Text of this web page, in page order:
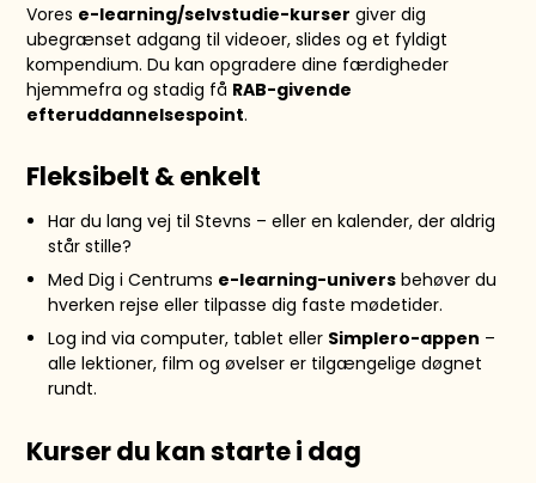
Vores e-learning/selvstudie-kurser giver dig
ubegrænset adgang til videoer, slides og et fyldigt
kompendium. Du kan opgradere dine færdigheder
hjemmefra og stadig få RAB-givende
efteruddannelsespoint.
Fleksibelt & enkelt
Har du lang vej til Stevns – eller en kalender, der aldrig
står stille?
Med Dig i Centrums e-learning-universbehøver du
hverken rejse eller tilpasse dig faste mødetider.
Log ind via computer, tablet eller Simplero-appen –
alle lektioner, film og øvelser er tilgængelige døgnet
rundt.
Kurser du kan starte i dag